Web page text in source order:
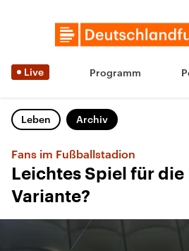
Live Programm
Leben Archiv
Fans im Fußballstadion
Leichtes Spiel für die
Variante?